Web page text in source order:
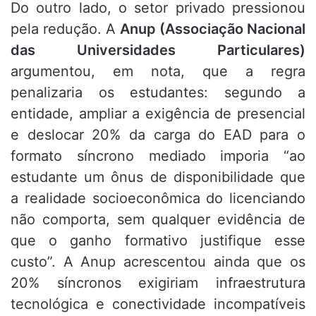
Do outro lado, o setor privado pressionou
pela redução. A Anup (Associação Nacional
das Universidades Particulares)
argumentou, em nota, que a regra
penalizaria os estudantes: segundo a
entidade, ampliar a exigência de presencial
e deslocar 20% da carga do EAD para o
formato síncrono mediado imporia “ao
estudante um ônus de disponibilidade que
a realidade socioeconômica do licenciando
não comporta, sem qualquer evidência de
que o ganho formativo justifique esse
custo”. A Anup acrescentou ainda que os
20% síncronos exigiriam infraestrutura
tecnológica e conectividade incompatíveis